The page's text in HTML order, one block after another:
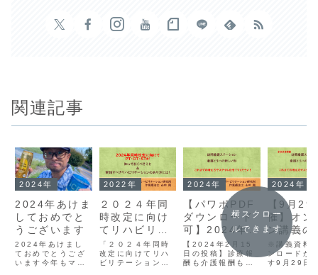
関連記事
2024年
2024年あけま
しておめでと
うございます
2024年あけまし
ておめでとうござ
います今年もマイ
2022年
２０２４年同
時改定に向け
てリハビリテ
ーション専門
職がすべきこ
と
「２０２４年同時
改定に向けてリハ
ビリテーション専
2024年
【パワポPDF
ダウンロード
可】2024年同
時改定 訪問
看護ステーシ
ョンにおける
【2024年2月15
日の投稿】診療報
酬も介護報酬もよ
2024年
【9月29
催】オン
ン講義の
らせ「訪
護ステー
ンでの看
※講義資料
ンロードが
す9月29日
横スクロー
ルできます